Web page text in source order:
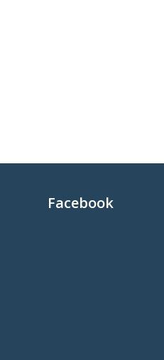
Facebook